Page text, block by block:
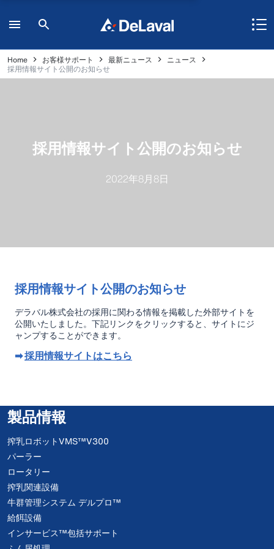
Home お客様サポート 最新ニュース
ニュース
採用情報サイト公開のお知らせ
採用情報サイト公開のお知らせ
2022年8月8日
採用情報サイト公開のお知らせ
デラバル株式会社の採用に関わる情報を掲載した外部サイトを
公開いたしました。下記リンクをクリックすると、サイトにジ
ャンプすることができます。
➡採用情報サイトはこちら
製品情報
搾乳ロボットVMS™V300
パーラー
ロータリー
搾乳関連設備
牛群管理システム デルプロ™
給餌設備
インサービス™包括サポート